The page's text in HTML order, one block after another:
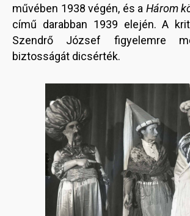
művében 1938 végén, és a Három
című darabban 1939 elején. A
Szendrő József figyelemre
biztosságát dicsérték.